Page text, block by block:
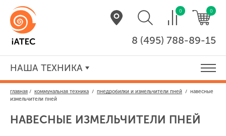
0 0
8 (495) 788-89-15
НАША ТЕХНИКА
главная / коммунальная техника / пнедробилки и измельчители пней / навесные
измельчители пней
НАВЕСНЫЕ ИЗМЕЛЬЧИТЕЛИ ПНЕЙ